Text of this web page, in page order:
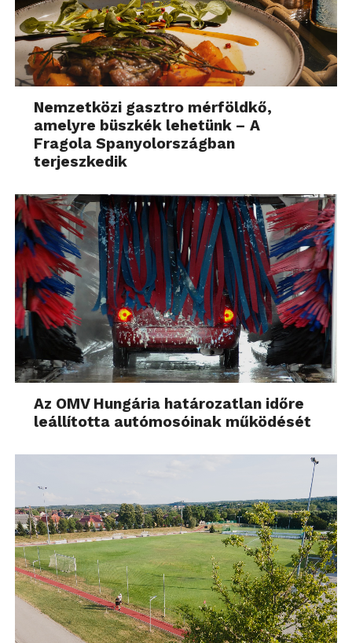
Nemzetközi gasztro mérföldkő,
amelyre büszkék lehetünk – A
Fragola Spanyolországban
terjeszkedik
Az OMV Hungária határozatlan időre
leállította autómosóinak működését